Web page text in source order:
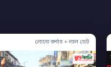
লোগো কর্নার + লাল ডেট